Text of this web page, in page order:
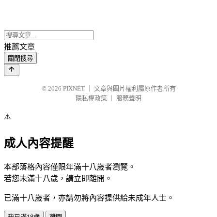
推薦文章
關閉搜尋
© 2026 PIXNET
文章與圖片權利屬原作者所有
隱私權政策
服務聲明
⚠️
成人內容提醒
本部落格內容僅限年滿十八歲者瀏覽。
若您未滿十八歲，請立即離開。
已滿十八歲者，亦請勿將內容提供給未成年人士。